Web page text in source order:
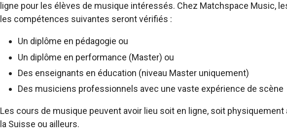
ligne pour les élèves de musique intéressés. Chez Matchspace Music,
les compétences suivantes seront vérifiés :
Un diplôme en pédagogie ou
Un diplôme en performance (Master) ou
Des enseignants en éducation (niveau Master uniquement)
Des musiciens professionnels avec une vaste expérience de scène
Les cours de musique peuvent avoir lieu soit en ligne, soit physiquement
la Suisse ou ailleurs.